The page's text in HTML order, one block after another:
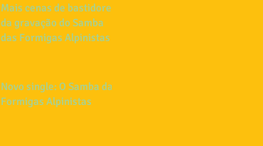
Mais cenas de bastidores
da gravação do Samba
das Formigas Alpinistas
Novo single: O Samba das
Formigas Alpinistas